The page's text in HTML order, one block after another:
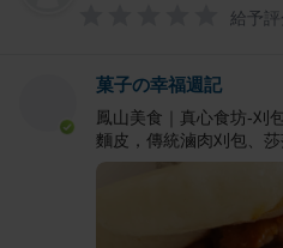
給予
菓子の幸福週記
鳳山美食｜真心食坊-刈
麵皮，傳統滷肉刈包、